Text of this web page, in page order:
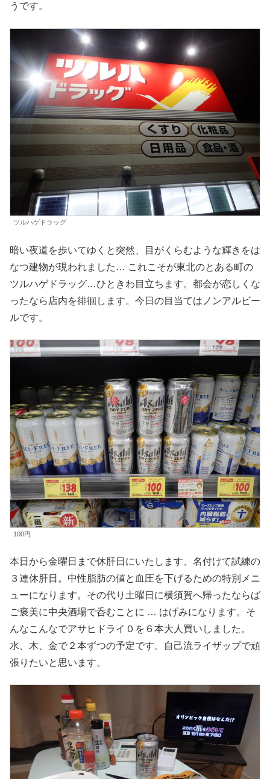
うです。
ツルハゲドラッグ
暗い夜道を歩いてゆくと突然、目がくらむような輝きをは
なつ建物が現われました… これこそが東北のとある町の
ツルハゲドラッグ…ひときわ目立ちます。都会が恋しくな
ったなら店内を徘徊します。今日の目当てはノンアルビー
ルです。
100円
本日から金曜日まで休肝日にいたします、名付けて試練の
３連休肝日。中性脂肪の値と血圧を下げるための特別メニ
ューになります。その代り土曜日に横須賀へ帰ったならば
ご褒美に中央酒場で呑むことに … はげみになります。そ
んなこんなでアサヒドライ０を６本大人買いしました。
水、木、金で２本ずつの予定です。自己流ライザップで頑
張りたいと思います。